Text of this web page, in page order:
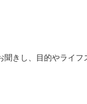
きし、目的やライフ